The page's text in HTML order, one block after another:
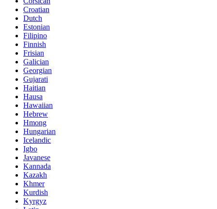
Croatian
Dutch
Estonian
Filipino
Finnish
Frisian
Galician
Georgian
Gujarati
Haitian
Hausa
Hawaiian
Hebrew
Hmong
Hungarian
Icelandic
Igbo
Javanese
Kannada
Kazakh
Khmer
Kurdish
Kyrgyz